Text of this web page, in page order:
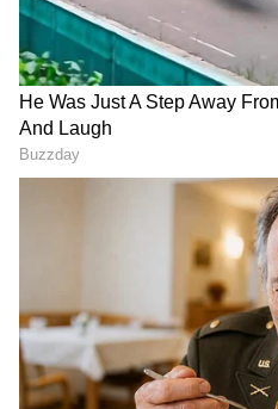
ಹೊಸ ಡಿಜಿಟಲ್ ವಿನ್ಯಾಸ
ಪ್ರಮುಖ ಪಾತ್ರವು ನವೀನ,
ಮಹತ್ವಾಕಾಂಕ್ಷೆಯಾಗಿದೆ.